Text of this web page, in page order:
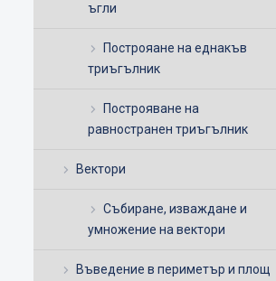
ъгли
Построяане на еднакъв
триъгълник
Построяване на
равностранен триъгълник
Вектори
Събиране, изваждане и
умножение на вектори
Въведение в периметър и площ